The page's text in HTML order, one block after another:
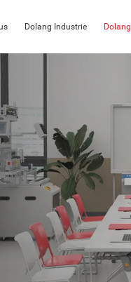
Dolang Industrie